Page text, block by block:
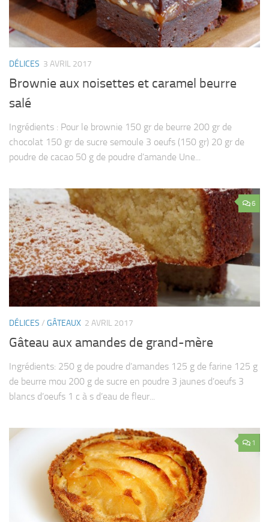
DÉLICES 3 AVRIL 2017
Brownie aux noisettes et caramel beurre
salé
Ingrédients : Pour le brownie 150 gr de beurre 200 gr de
chocolat 150 gr de sucre semoule 3 oeufs (150 gr) 20 gr de
poudre de cacao 50 g de poudre d’amande Une...
6
DÉLICES / GÂTEAUX 2 AVRIL 2017
Gâteau aux amandes de grand-mère
Ingrédients: 250 g de poudre d’amandes 125 g de farine 125 g
de beurre mou 200 g de sucre en poudre 3 jaunes d’oeufs 3
blancs d’oeufs 1 c à s d’eau de fleur...
1